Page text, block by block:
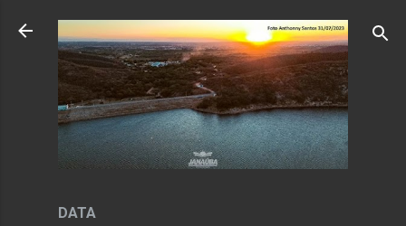
Pular para o conteúdo principal
DATA